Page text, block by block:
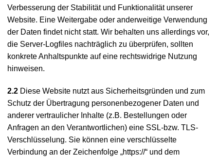
Verbesserung der Stabilität und Funktionalität unserer
Website. Eine Weitergabe oder anderweitige Verwendung
der Daten findet nicht statt. Wir behalten uns allerdings vor,
die Server-Logfiles nachträglich zu überprüfen, sollten
konkrete Anhaltspunkte auf eine rechtswidrige Nutzung
hinweisen.
2.2 Diese Website nutzt aus Sicherheitsgründen und zum
Schutz der Übertragung personenbezogener Daten und
anderer vertraulicher Inhalte (z.B. Bestellungen oder
Anfragen an den Verantwortlichen) eine SSL-bzw. TLS-
Verschlüsselung. Sie können eine verschlüsselte
Verbindung an der Zeichenfolge „https://“ und dem